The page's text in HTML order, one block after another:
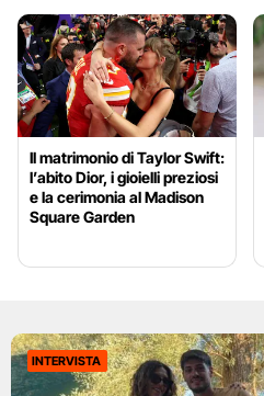
Il matrimonio di Taylor Swift:
l’abito Dior, i gioielli preziosi
e la cerimonia al Madison
Square Garden
INTERVISTA